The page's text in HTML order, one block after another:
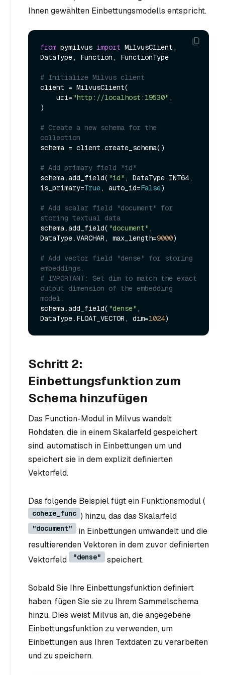
Ihnen gewählten Einbettungsmodells entspricht.
from pymilvus import MilvusClient,
DataType, Function, FunctionType
# Initialize Milvus client
client = MilvusClient(
    uri=
"http://localhost:19530" ,
)
# Create a new schema for the
collection
schema = client.create_schema()
# Add primary field "id"
schema.add_field( "id" , DataType.INT64,
is_primary=True, auto_id=False)
# Add scalar field "document" for
storing textual data
schema.add_field( "document" ,
DataType.VARCHAR, max_length=9000)
# Add vector field "dense" for storing
embeddings.
# IMPORTANT: Set dim to match the exact
output dimension of the embedding
model.
schema.add_field( "dense" ,
DataType.FLOAT_VECTOR, dim=1024
Schritt 2:
Einbettungsfunktion zum
Schema hinzufügen
Das Function-Modul in Milvus wandelt
Rohdaten, die in einem Skalarfeld gespeichert
sind, automatisch in Einbettungen um und
speichert sie in dem explizit definierten
Vektorfeld.
Das folgende Beispiel fügt ein Funktionsmodul (
cohere_func ) hinzu, das das Skalarfeld
"document"
in Einbettungen umwandelt und die
resultierenden Vektoren in dem zuvor definierten
Vektorfeld
"dense" speichert.
Sobald Sie Ihre Einbettungsfunktion definiert
haben, fügen Sie sie zu Ihrem Sammelschema
hinzu. Dies weist Milvus an, die angegebene
Einbettungsfunktion zu verwenden, um
Einbettungen aus Ihren Textdaten zu verarbeiten
und zu speichern.